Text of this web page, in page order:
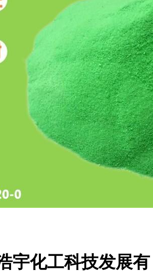
宇化工科技发展有